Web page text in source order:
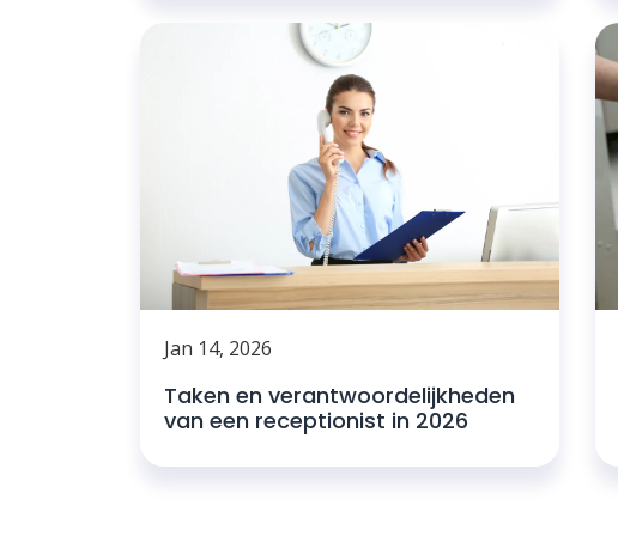
Jan 14, 2026
Taken en verantwoordelijkheden
van een receptionist in 2026